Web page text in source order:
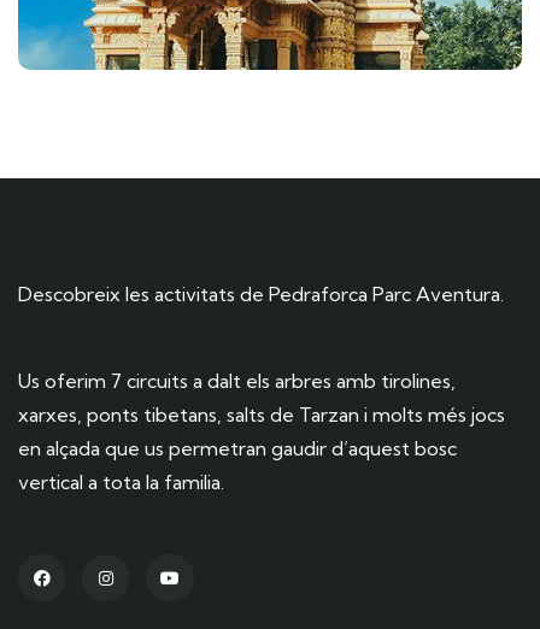
Descobreix les activitats de Pedraforca Parc Aventura.
Us oferim 7 circuits a dalt els arbres amb tirolines,
xarxes, ponts tibetans, salts de Tarzan i molts més jocs
en alçada que us permetran gaudir d’aquest bosc
vertical a tota la familia.